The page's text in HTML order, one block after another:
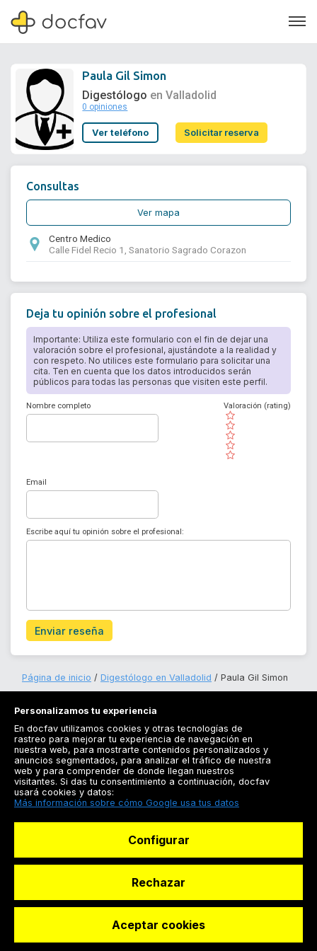
Soporte
Paula Gil Simon
Digestólogo en Valladolid
0 opiniones
Ver teléfono Solicitar reserva
Solicitar reserva
Consultas
Ver mapa
Centro Medico
Calle Fidel Recio 1, Sanatorio Sagrado Corazon
Deja tu opinión sobre el profesional
Importante: Utiliza este formulario con el fin de dejar una
valoración sobre el profesional, ajustándote a la realidad y
con respeto. No utilices este formulario para solicitar una
cita. Ten en cuenta que los datos introducidos serán
públicos para todas las personas que visiten este perfil.
Nombre completo
( )
( )
( )
( )
( )
Valoración (rating)
Email
Escribe aquí tu opinión sobre el profesional:
Enviar reseña
Página de inicio Digestólogo en Valladolid Paula Gil Simon
Registrarse
Docfav
© Dashboard Technologies S.L
Personalizamos tu experiencia
En docfav utilizamos cookies y otras tecnologías de
rastreo para mejorar tu experiencia de navegación en
nuestra web, para mostrarte contenidos personalizados y
anuncios segmentados, para analizar el tráfico de nuestra
web y para comprender de donde llegan nuestros
visitantes. Si das tu consentimiento a continuación, docfav
usará cookies y datos:
Más información sobre cómo Google usa tus datos
Configurar
Rechazar
Aceptar cookies